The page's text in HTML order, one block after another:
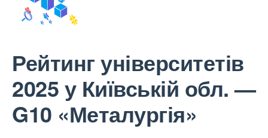
Рейтинг університетів
2025 у Київській обл. —
G10 «Металургія»